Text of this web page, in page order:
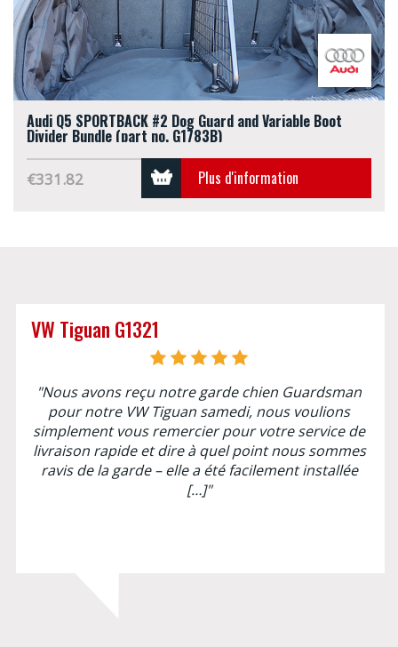
Audi Q5 SPORTBACK #2 Dog Guard and Variable Boot
Divider Bundle (part no. G1783B)
€331.82 Plus d'information
VW Tiguan G1321
"Nous avons reçu notre garde chien Guardsman
pour notre VW Tiguan samedi, nous voulions
simplement vous remercier pour votre service de
livraison rapide et dire à quel point nous sommes
ravis de la garde – elle a été facilement installée
[…]"